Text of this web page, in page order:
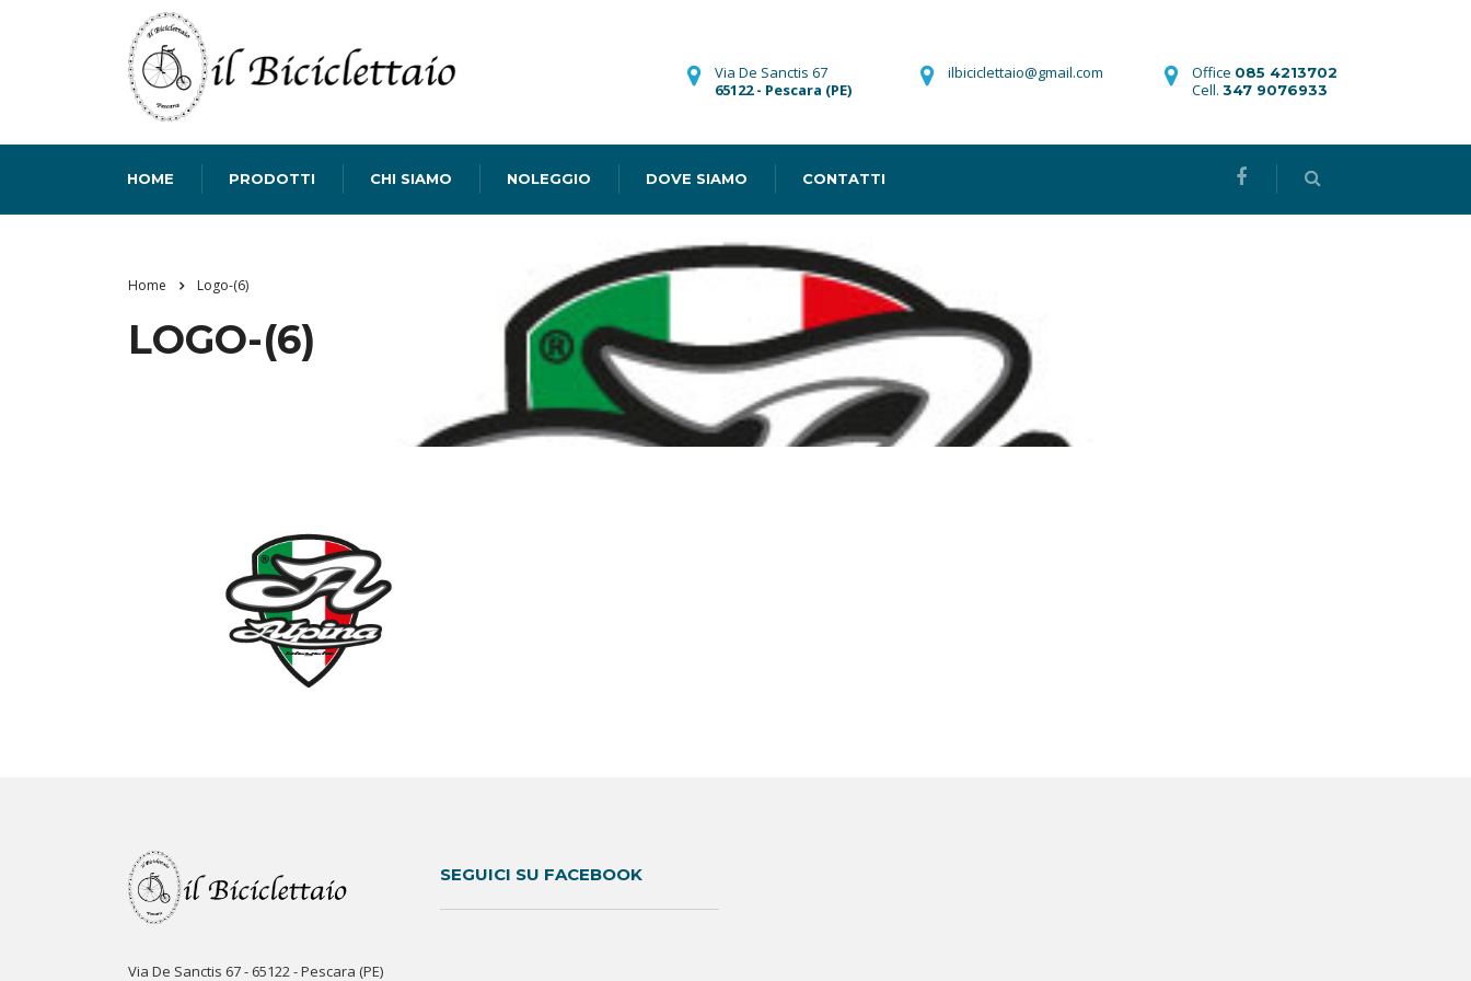
Office 085 4213702
Cell. 347 9076933
ilbiciclettaio@gmail.com
Via De Sanctis 67
65122 - Pescara (PE)
HOME PRODOTTI CHI SIAMO NOLEGGIO DOVE SIAMO CONTATTI
Home Logo-(6)
LOGO-(6)
Via De Sanctis 67 - 65122 - Pescara (PE)
SEGUICI SU FACEBOOK